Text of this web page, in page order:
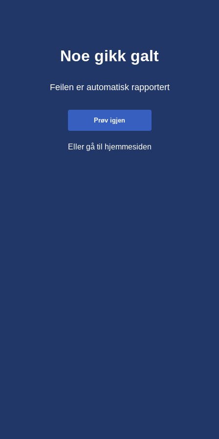
Noe gikk galt
Feilen er automatisk rapportert
Prøv igjen
Eller gå til hjemmesiden